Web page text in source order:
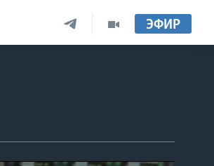
ЭФИР